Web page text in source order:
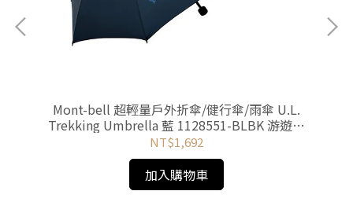
Mont-bell 超輕量戶外折傘/健行傘/雨傘 U.L.
Trekking Umbrella 藍 1128551-BLBK 游遊戶
外Yoyo Outdoor
NT$1,692
加入購物車